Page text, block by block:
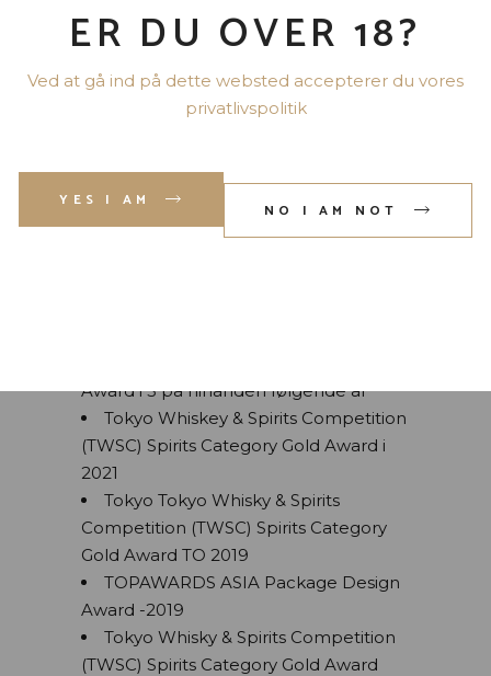
ER DU OVER 18?
Ved at gå ind på dette websted accepterer du vores
privatlivspolitik
YES I AM
NO I AM NOT
Ingefær
H ebesu
Hyuganatsu
forseglet med et voksklistermærke af
“Yuzu Yellow”, får dig til at tænke på
Yuzu. Der er arbejdet med 9 slags
Award i 3 på hinanden følgende år
Tokyo Whiskey & Spirits Competition
(TWSC) Spirits Category Gold Award i
2021
Tokyo Tokyo Whisky & Spirits
Competition (TWSC) Spirits Category
Gold Award TO 2019
TOPAWARDS ASIA Package Design
Award -2019
Tokyo Whisky & Spirits Competition
(TWSC) Spirits Category Gold Award